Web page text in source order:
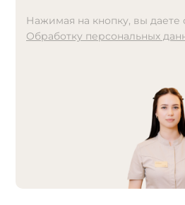
Нажимая на кнопку, вы даете
Обработку персональных